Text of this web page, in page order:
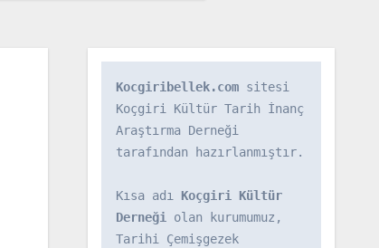
Kocgiribellek.com sitesi
Koçgiri Kültür Tarih İnanç
Araştırma Derneği
tarafından hazırlanmıştır.
Kısa adı Koçgiri Kültür
Derneği olan kurumumuz,
Tarihi Çemişgezek